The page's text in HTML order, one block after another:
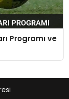
Programı ve